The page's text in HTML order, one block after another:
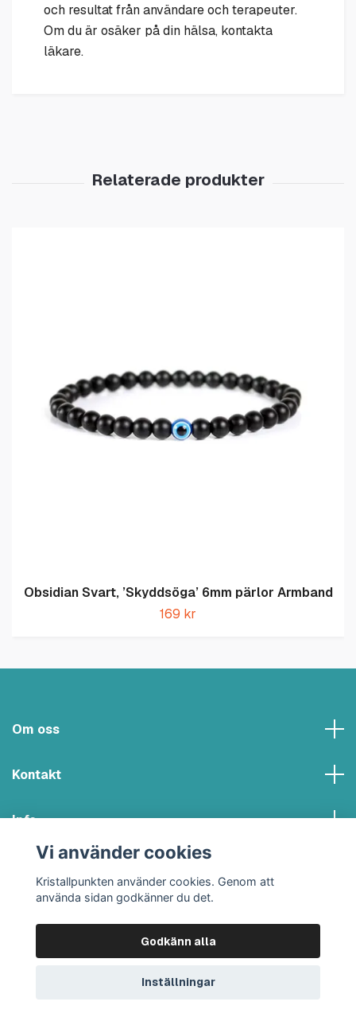
och resultat från användare och terapeuter.
Om du är osäker på din hälsa, kontakta
läkare.
Obsidian Svart, ’Skyddsöga’ 6mm pärlor Armband
169 kr
Om oss
Kontakt
Info
© 2026 Kristallpunkten
Vi använder cookies
Kristallpunkten använder cookies. Genom att
använda sidan godkänner du det.
Godkänn alla
Inställningar